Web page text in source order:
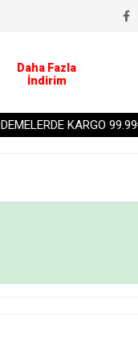
KARGO 99.99₺
Daha Fazla
İndirim